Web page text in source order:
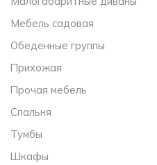
Мебель садовая
Обеденные группы
Прихожая
Прочая мебель
Спальня
Тумбы
Шкафы